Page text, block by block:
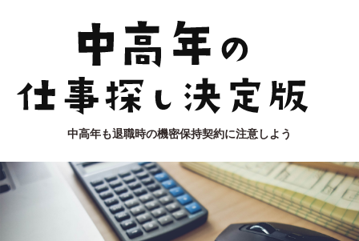
中高年も退職時の機密保持契約に注意しよう